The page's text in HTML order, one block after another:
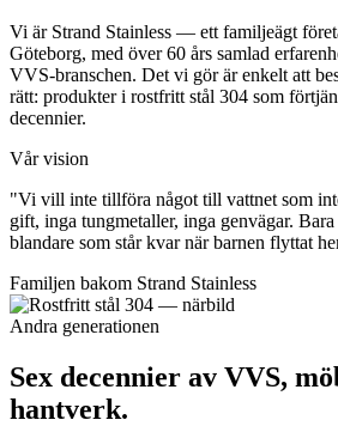
Vi är Strand Stainless — ett familjeägt
Göteborg, med över 60 års samlad
VVS-branschen. Det vi gör är enkelt att
rätt: produkter i rostfritt stål 304 som
decennier.
Vår vision
"Vi vill inte tillföra något till vattnet som
gift, inga tungmetaller, inga genvägar.
blandare som står kvar när barnen flyttat
Familjen bakom Strand Stainless
Andra generationen
Sex decennier av VVS,
hantverk.